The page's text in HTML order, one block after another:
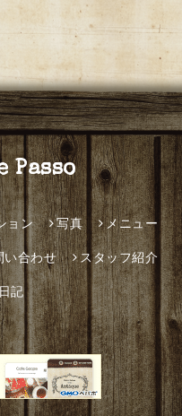
Passo
ョン 写真 メニュー
い合わせ スタッフ紹介
記